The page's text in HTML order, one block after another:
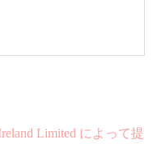
Limited によって提